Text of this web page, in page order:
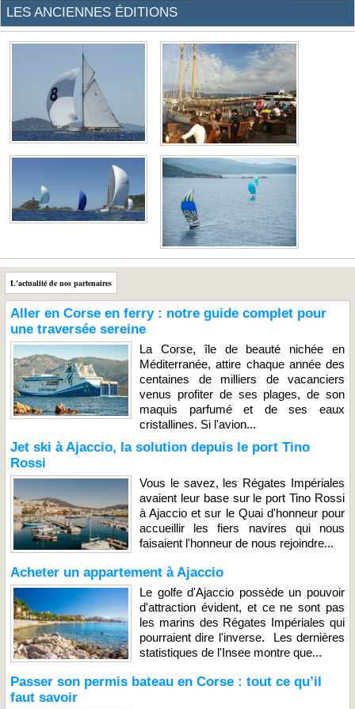
LES ANCIENNES ÉDITIONS
L'actualité de nos partenaires
Aller en Corse en ferry : notre guide complet pour
une traversée sereine
La Corse, île de beauté nichée en
Méditerranée, attire chaque année des
centaines de milliers de vacanciers
venus profiter de ses plages, de son
maquis parfumé et de ses eaux
cristallines. Si l'avion...
Jet ski à Ajaccio, la solution depuis le port Tino
Rossi
Vous le savez, les Régates Impériales
avaient leur base sur le port Tino Rossi
à Ajaccio et sur le Quai d'honneur pour
accueillir les fiers navires qui nous
faisaient l'honneur de nous rejoindre...
Acheter un appartement à Ajaccio
Le golfe d'Ajaccio possède un pouvoir
d'attraction évident, et ce ne sont pas
les marins des Régates Impériales qui
pourraient dire l'inverse. Les dernières
statistiques de l'Insee montre que...
Passer son permis bateau en Corse : tout ce qu’il
faut savoir